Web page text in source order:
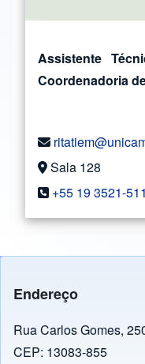
Assistente
Coordenadoria
Sala 128
+55 19 3521-
Endereço
Rua Carlos Gomes,
CEP: 13083-855